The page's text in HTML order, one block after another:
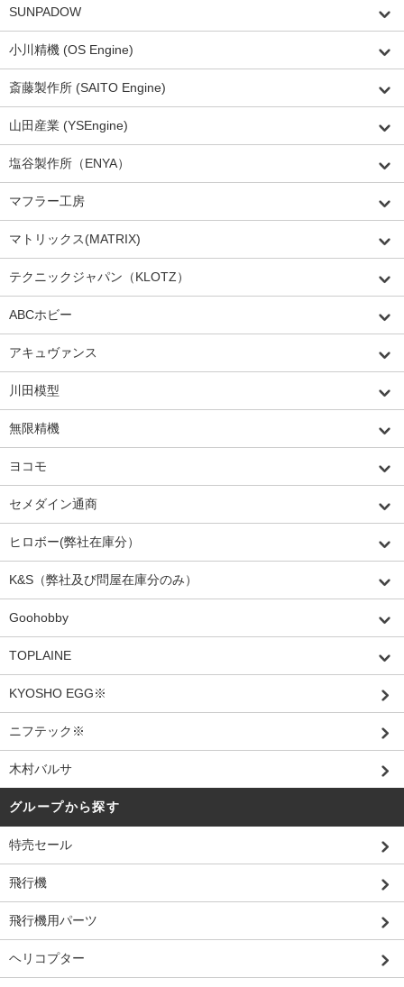
SUNPADOW
小川精機 (OS Engine)
斎藤製作所 (SAITO Engine)
山田産業 (YSEngine)
塩谷製作所（ENYA）
マフラー工房
マトリックス(MATRIX)
テクニックジャパン（KLOTZ）
ABCホビー
アキュヴァンス
川田模型
無限精機
ヨコモ
セメダイン通商
ヒロボー(弊社在庫分）
K&S（弊社及び問屋在庫分のみ）
Goohobby
TOPLAINE
KYOSHO EGG※
ニフテック※
木村バルサ
グループから探す
特売セール
飛行機
飛行機用パーツ
ヘリコプター